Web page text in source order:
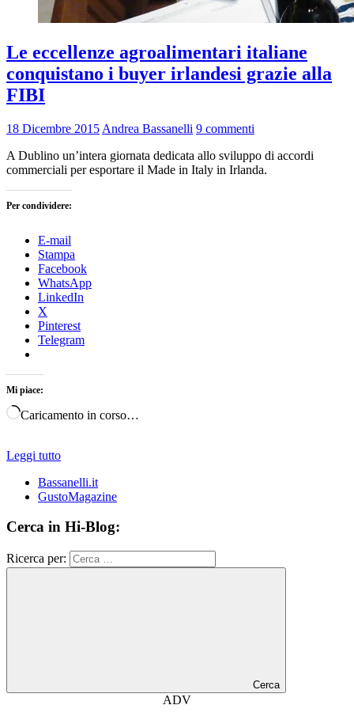
Le eccellenze agroalimentari italiane
conquistano i buyer irlandesi grazie alla
FIBI
18 Dicembre 2015 Andrea Bassanelli 9 commenti
A Dublino un’intera giornata dedicata allo sviluppo di accordi
commerciali per esportare il Made in Italy in Irlanda.
Per condividere:
E-mail
Stampa
Facebook
WhatsApp
LinkedIn
X
Pinterest
Telegram
Mi piace:
Caricamento in corso…
Leggi tutto
Bassanelli.it
GustoMagazine
Cerca in Hi-Blog:
Ricerca per:
Cerca
ADV